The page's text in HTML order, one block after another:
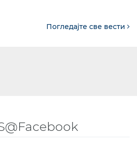
Погледајте све вести